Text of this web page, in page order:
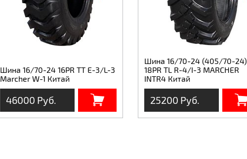
Шина 16/70-24 16PR TT E-3/L-3
Marcher W-1 Китай
46000 Руб.
Шина 16/70-24 (405/70-24)
18PR TL R-4/I-3 MARCHER
INTR4 Китай
25200 Руб.